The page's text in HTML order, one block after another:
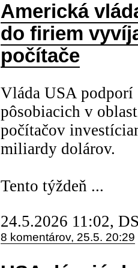
Americká
do firiem
počítače
Vláda USA podporí
pôsobiacich v
počítačov
miliardy dolárov.
Tento týždeň ...
24.5.2026 11:02,
8 komentárov, 25.5. 20:29